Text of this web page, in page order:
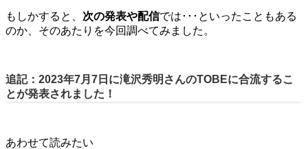
もしかすると、 次の発表や配信では･･･といったこともある
のか、そのあたりを今回調べてみました。
追記：2023年7月7日に滝沢秀明さんのTOBEに合流するこ
とが発表されました！
あわせて読みたい